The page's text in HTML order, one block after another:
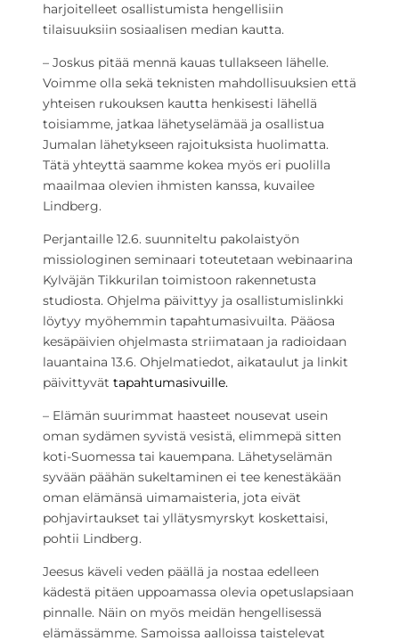
harjoitelleet osallistumista hengellisiin
tilaisuuksiin sosiaalisen median kautta.
– Joskus pitää mennä kauas tullakseen lähelle.
Voimme olla sekä teknisten mahdollisuuksien että
yhteisen rukouksen kautta henkisesti lähellä
toisiamme, jatkaa lähetyselämää ja osallistua
Jumalan lähetykseen rajoituksista huolimatta.
Tätä yhteyttä saamme kokea myös eri puolilla
maailmaa olevien ihmisten kanssa, kuvailee
Lindberg.
Perjantaille 12.6. suunniteltu pakolaistyön
missiologinen seminaari toteutetaan webinaarina
Kylväjän Tikkurilan toimistoon rakennetusta
studiosta. Ohjelma päivittyy ja osallistumislinkki
löytyy myöhemmin tapahtumasivuilta. Pääosa
kesäpäivien ohjelmasta striimataan ja radioidaan
lauantaina 13.6. Ohjelmatiedot, aikataulut ja linkit
päivittyvät tapahtumasivuille.
– Elämän suurimmat haasteet nousevat usein
oman sydämen syvistä vesistä, elimmepä sitten
koti-Suomessa tai kauempana. Lähetyselämän
syvään päähän sukeltaminen ei tee kenestäkään
oman elämänsä uimamaisteria, jota eivät
pohjavirtaukset tai yllätysmyrskyt koskettaisi,
pohtii Lindberg.
Jeesus käveli veden päällä ja nostaa edelleen
kädestä pitäen uppoamassa olevia opetuslapsiaan
pinnalle. Näin on myös meidän hengellisessä
elämässämme. Samoissa aalloissa taistelevat